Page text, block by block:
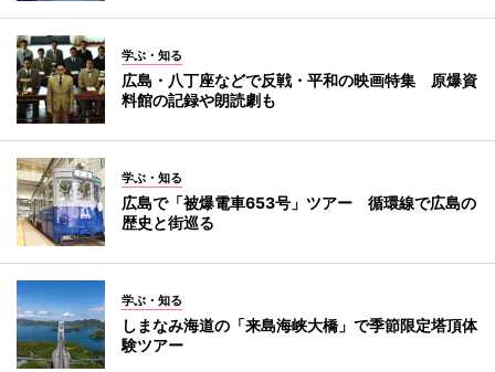
学ぶ・知る
広島・八丁座などで反戦・平和の映画特集 原爆資
料館の記録や朗読劇も
学ぶ・知る
広島で「被爆電車653号」ツアー 循環線で広島の
歴史と街巡る
学ぶ・知る
しまなみ海道の「来島海峡大橋」で季節限定塔頂体
験ツアー